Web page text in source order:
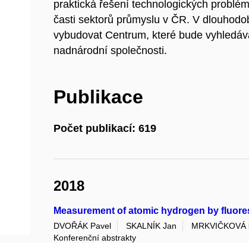
praktická řešení technologických
časti sektorů průmyslu v ČR. V
vybudovat Centrum, které bude
nadnárodní společnosti.
Publikace
Počet publikací: 619
2018
Measurement of atomic hydrogen by
DVOŘÁK Pavel SKALNÍK Jan MRKVIČKOVÁ
Konferenční abstrakty